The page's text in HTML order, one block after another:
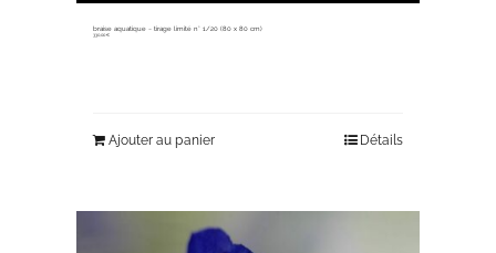
braise aquatique ~ tirage limité n° 1/20 (80 x 80 cm)
330,00€
Ajouter au panier Détails